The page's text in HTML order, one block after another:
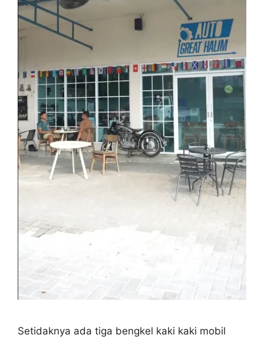
Setidaknya ada tiga bengkel kaki kaki mobil